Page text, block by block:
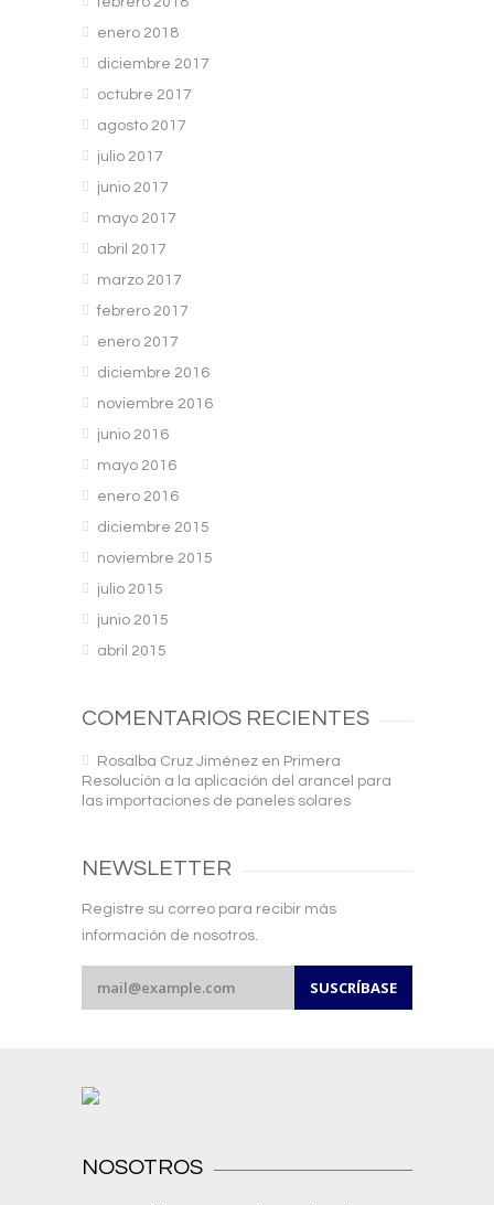
enero 2018
diciembre 2017
octubre 2017
agosto 2017
julio 2017
junio 2017
mayo 2017
abril 2017
marzo 2017
febrero 2017
enero 2017
diciembre 2016
noviembre 2016
junio 2016
mayo 2016
enero 2016
diciembre 2015
noviembre 2015
julio 2015
junio 2015
abril 2015
COMENTARIOS RECIENTES
Rosalba Cruz Jiménez en Primera
Resolución a la aplicación del arancel para
las importaciones de paneles solares
NEWSLETTER
Registre su correo para recibir más
información de nosotros.
NOSOTROS